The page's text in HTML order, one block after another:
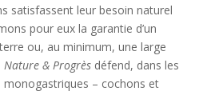
satisfassent leur besoin naturel
pour eux la garantie d’un
ou, au minimum, une large
Nature & Progrèsdéfend, dans les
monogastriques – cochons et